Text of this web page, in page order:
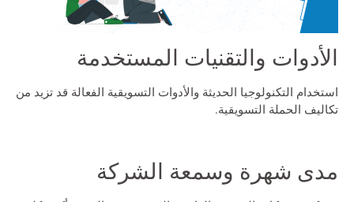
الأدوات والتقنيات المستخدمة
استخدام التكنولوجيا الحديثة والأدوات التسويقية الفعالة قد تزيد من
تكاليف الحملة التسويقية.
مدى شهرة وسمعة الشركة